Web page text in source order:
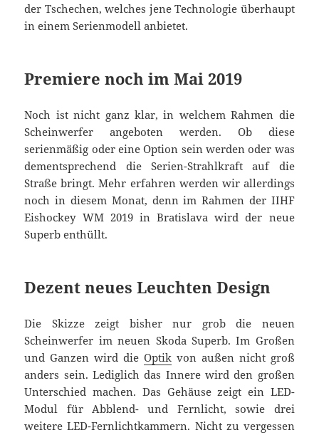
der Tschechen, welches jene Technologie überhaupt
in einem Serienmodell anbietet.
Premiere noch im Mai 2019
Noch ist nicht ganz klar, in welchem Rahmen die
Scheinwerfer angeboten werden. Ob diese
serienmäßig oder eine Option sein werden oder was
dementsprechend die Serien-Strahlkraft auf die
Straße bringt. Mehr erfahren werden wir allerdings
noch in diesem Monat, denn im Rahmen der IIHF
Eishockey WM 2019 in Bratislava wird der neue
Superb enthüllt.
Dezent neues Leuchten Design
Die Skizze zeigt bisher nur grob die neuen
Scheinwerfer im neuen Skoda Superb. Im Großen
und Ganzen wird die Optik von außen nicht groß
anders sein. Lediglich das Innere wird den großen
Unterschied machen. Das Gehäuse zeigt ein LED-
Modul für Abblend- und Fernlicht, sowie drei
weitere LED-Fernlichtkammern. Nicht zu vergessen